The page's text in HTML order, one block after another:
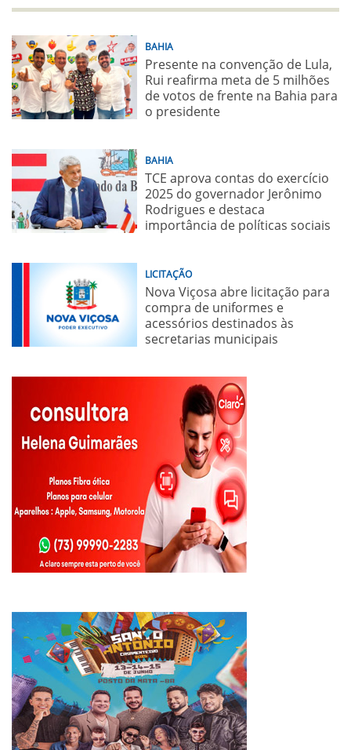
BAHIA
Presente na convenção de Lula,
Rui reafirma meta de 5 milhões
de votos de frente na Bahia para
o presidente
BAHIA
TCE aprova contas do exercício
2025 do governador Jerônimo
Rodrigues e destaca
importância de políticas sociais
LICITAÇÃO
Nova Viçosa abre licitação para
compra de uniformes e
acessórios destinados às
secretarias municipais